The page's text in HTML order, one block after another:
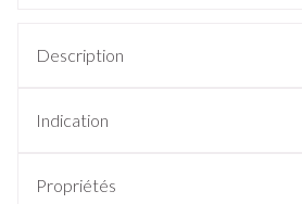
Description
Indication
Propriétés